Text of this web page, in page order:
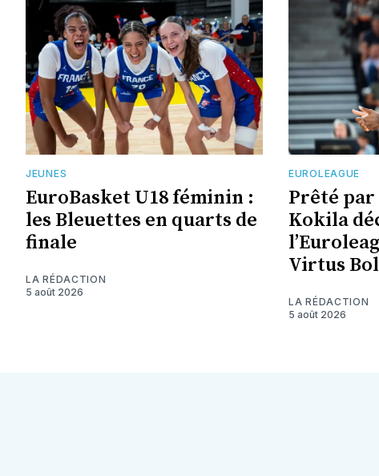
JEUNES
EuroBasket U18 féminin :
les Bleuettes en quarts de
finale
LA RÉDACTION
5 août 2026
EUROLEAGUE
Prêté par
Kokila
Virtus
LA RÉDACTION
5 août 2026